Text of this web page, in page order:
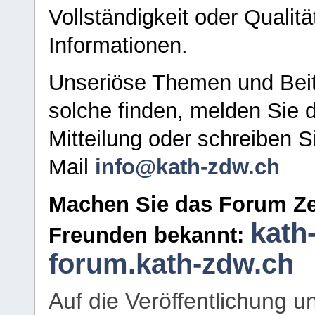
Vollständigkeit oder
Informationen.
Unseriöse Themen und
solche finden, melden Sie
Mitteilung oder schreiben
Mail info@kath-zdw.ch
Machen Sie das Forum
Freunden bekannt:
forum.kath-zdw.ch
Auf die Veröffentlichung